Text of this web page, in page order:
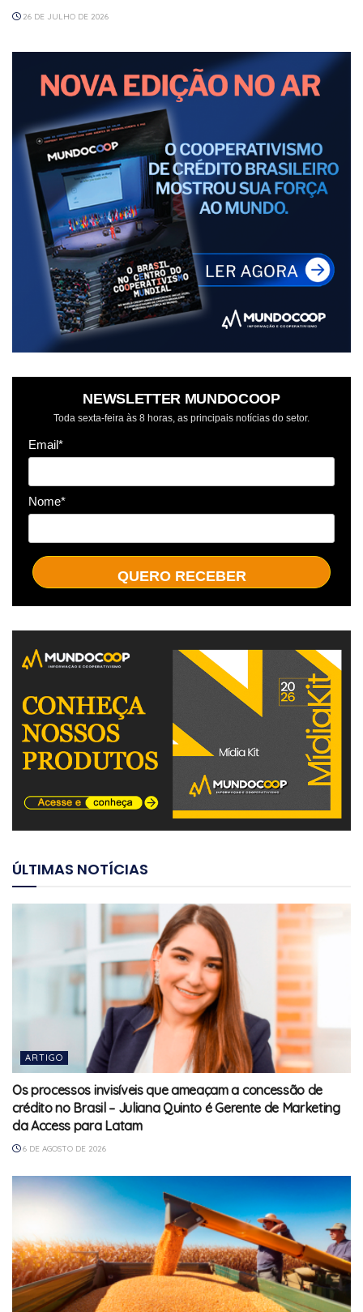
26 DE JULHO DE 2026
NEWSLETTER MUNDOCOOP
Toda sexta-feira às 8 horas, as principais notícias do setor.
Email*
Nome*
QUERO RECEBER
ÚLTIMAS NOTÍCIAS
ARTIGO
Os processos invisíveis que ameaçam a concessão de
crédito no Brasil – Juliana Quinto é Gerente de Marketing
da Access para Latam
6 DE AGOSTO DE 2026